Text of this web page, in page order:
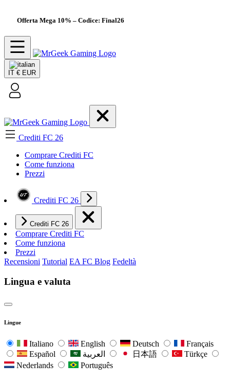
Offerta Mega 10% – Codice: Final26
IT € EUR
Crediti FC 26
Comprare Crediti FC
Come funziona
Prezzi
Crediti FC 26
Crediti FC 26
Comprare Crediti FC
Come funziona
Prezzi
Recensioni Tutorial EA FC Blog Fedeltà
Lingua e valuta
Lingue
Italiano English Deutsch
Français
Español
日本語
Türkçe
Nederlands
Português